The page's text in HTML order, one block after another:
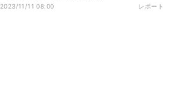
2023/11/11 08:00 レポート